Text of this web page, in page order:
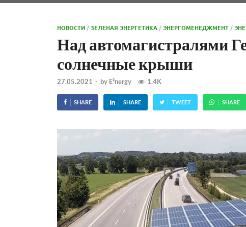
НОВОСТИ /ЗЕЛЕНАЯ ЭНЕРГЕТИКА /ЭНЕРГОМЕНЕДЖМЕНТ /
Над автомагистралями
солнечные крыши
27.05.2021 - by E²nergy 1.4K
SHARE SHARE TWEET SHARE